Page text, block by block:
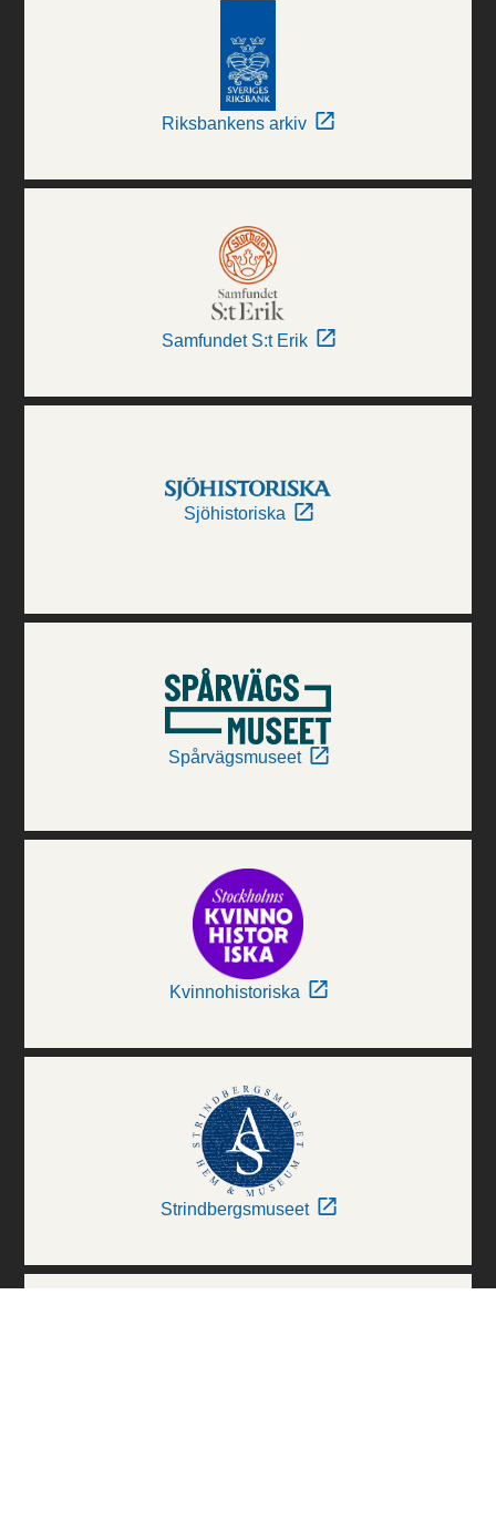
Riksbankens arkiv
Samfundet S:t Erik
Sjöhistoriska
Spårvägsmuseet
Kvinnohistoriska
Strindbergsmuseet